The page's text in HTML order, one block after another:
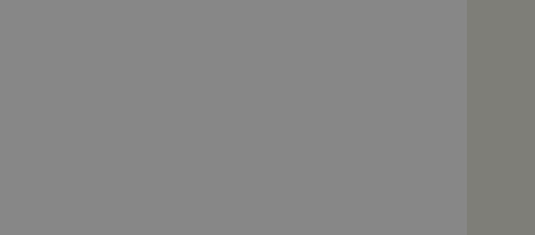
sulle pagine
per